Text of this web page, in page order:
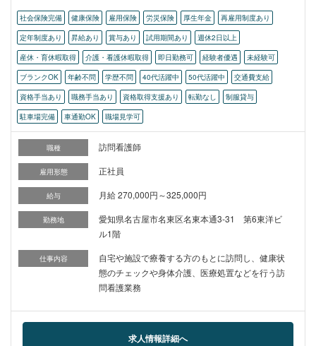
社会保険完備 健康保険 雇用保険 労災保険 厚生年金
再雇用制度あり
定年制度あり
昇給あり 賞与あり 試用期間あり
週休2日以上
産休・育休暇取得
介護・看護休暇取得 即日勤務可 経験者優遇
未経験可
ブランクOK
年齢不問 学歴不問 40代活躍中 50代活躍中
交通費支給
資格手当あり
職務手当あり 資格取得支援あり 転勤なし
制服貸与
駐車場完備
車通勤OK 職場見学可
職種 訪問看護師
雇用形態 正社員
給与 月給 270,000円～325,000円
勤務地
愛知県名古屋市名東区名東本通3-31 第6東洋ビ
ル1階
仕事内容
自宅や施設で療養する方のもとに訪問し、健康状
態のチェックや身体介護、医療処置などを行う訪
問看護業務
求人情報詳細へ